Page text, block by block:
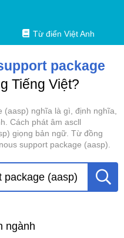
Từ điển Việt Anh
package
Tiếng Việt?
(aasp) nghĩa là gì, định nghĩa,
Cách phát âm ascll
giọng bản ngữ. Từ đồng
support package (aasp).
ngành